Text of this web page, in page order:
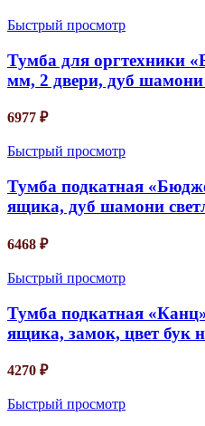
Быстрый просмотр
Тумба для оргтехники
мм, 2 двери, дуб шамони
6977 ₽
Быстрый просмотр
Тумба подкатная
ящика, дуб шамони
6468 ₽
Быстрый просмотр
Тумба подкатная
ящика, замок, цвет бук
4270 ₽
Быстрый просмотр